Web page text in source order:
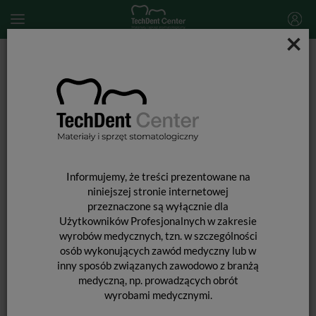
×
Informujemy, że treści prezentowane na
niniejszej stronie internetowej
przeznaczone są wyłącznie dla
Użytkowników Profesjonalnych w zakresie
wyrobów medycznych, tzn. w szczególności
osób wykonujących zawód medyczny lub w
inny sposób związanych zawodowo z branżą
medyczną, np. prowadzących obrót
wyrobami medycznymi.
TURBINY STOMATOLOGICZNE